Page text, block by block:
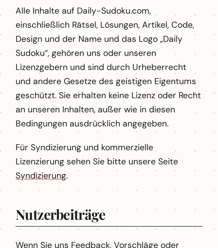
Alle Inhalte auf Daily-Sudoku.com,
einschließlich Rätsel, Lösungen, Artikel, Code,
Design und der Name und das Logo „Daily
Sudoku“, gehören uns oder unseren
Lizenzgebern und sind durch Urheberrecht
und andere Gesetze des geistigen Eigentums
geschützt. Sie erhalten keine Lizenz oder Recht
an unseren Inhalten, außer wie in diesen
Bedingungen ausdrücklich angegeben.
Für Syndizierung und kommerzielle
Lizenzierung sehen Sie bitte unsere Seite
Syndizierung.
Nutzerbeiträge
Wenn Sie uns Feedback, Vorschläge oder